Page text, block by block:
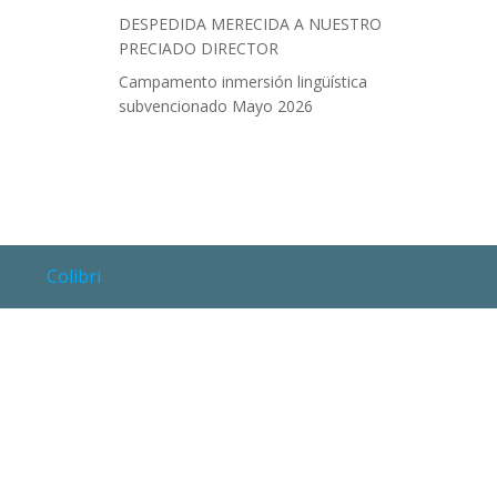
DESPEDIDA MERECIDA A NUESTRO
PRECIADO DIRECTOR
Campamento inmersión lingüística
subvencionado Mayo 2026
Colibri